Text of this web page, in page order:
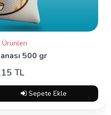
Ürünleri
500 gr
TL
Sepete Ekle